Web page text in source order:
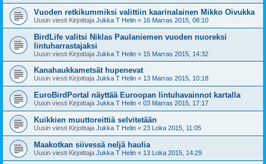
Vuoden retkikummiksi valittiin kaarinalainen Mikko Oivukka
Uusin viesti Kirjoittaja Jukka T Helin « 16 Marras 2015, 08:10
BirdLife valitsi Niklas Paulaniemen vuoden nuoreksi
lintuharrastajaksi
Uusin viesti Kirjoittaja Jukka T Helin « 15 Marras 2015, 14:32
Kanahaukkametsät hupenevat
Uusin viesti Kirjoittaja Jukka T Helin « 13 Marras 2015, 10:18
EuroBirdPortal näyttää Euroopan lintuhavainnot kartalla
Uusin viesti Kirjoittaja Jukka T Helin « 03 Marras 2015, 17:17
Kuikkien muuttoreittiä selvitetään
Uusin viesti Kirjoittaja Jukka T Helin « 23 Loka 2015, 11:05
Maakotkan siivessä neljä haulia
Uusin viesti Kirjoittaja Jukka T Helin « 13 Loka 2015, 14:29